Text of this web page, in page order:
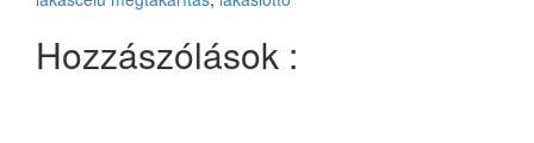
Hozzászólások :